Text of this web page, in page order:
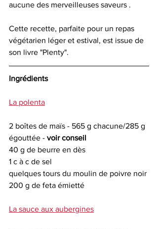
aucune des merveilleuses saveurs .
Cette recette, parfaite pour un repas
végétarien léger et estival, est issue de
son livre "Plenty".
Ingrédients
La polenta
2 boîtes de maïs - 565 g chacune/285 g
égouttée - voir conseil
40 g de beurre en dès
1 c à c de sel
quelques tours du moulin de poivre noir
200 g de feta émietté
La sauce aux aubergines